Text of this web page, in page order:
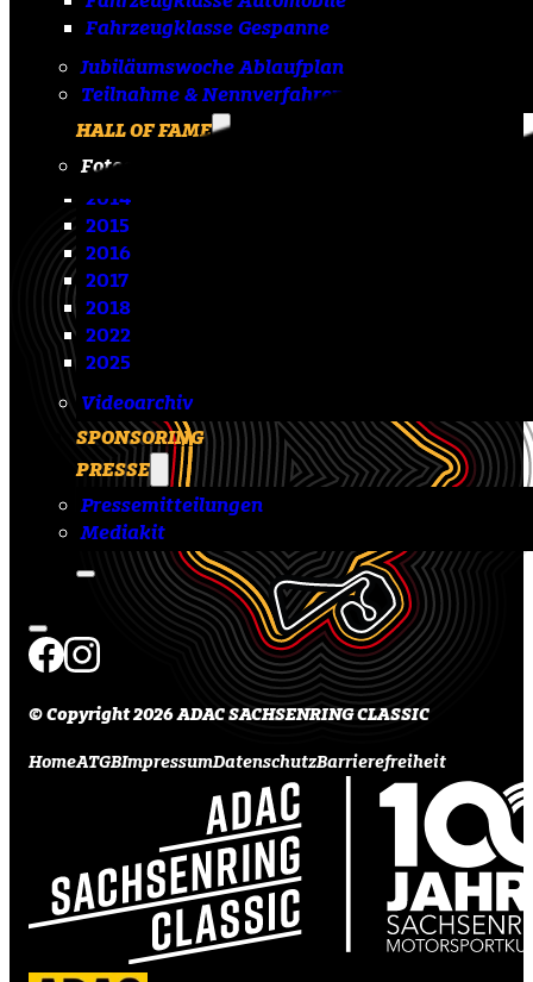
Fahrzeugklasse Gespanne
Jubiläumswoche Ablaufplan
Teilnahme & Nennverfahren
HALL OF FAME
Fotoarchiv
2014
2015
2016
2017
2018
2022
2025
Videoarchiv
SPONSORING
PRESSE
Pressemitteilungen
Mediakit
© Copyright 2026 ADAC SACHSENRING CLASSIC
HomeATGBImpressumDatenschutzBarrierefreiheit